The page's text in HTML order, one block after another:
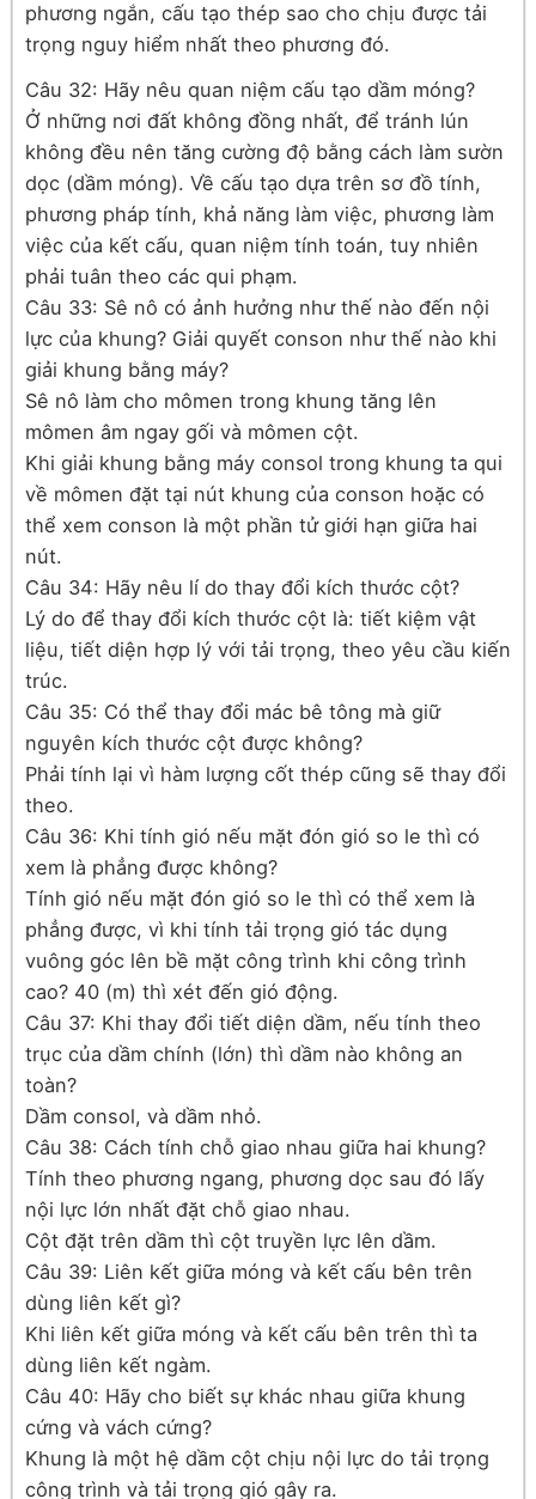
phương ngắn, cấu tạo thép sao cho chịu được tải
trọng nguy hiểm nhất theo phương đó.
Câu 32: Hãy nêu quan niệm cấu tạo dầm móng?
Ở những nơi đất không đồng nhất, để tránh lún
không đều nên tăng cường độ bằng cách làm sườn
dọc (dầm móng). Về cấu tạo dựa trên sơ đồ tính,
phương pháp tính, khả năng làm việc, phương làm
việc của kết cấu, quan niệm tính toán, tuy nhiên
phải tuân theo các qui phạm.
Câu 33: Sê nô có ảnh hưởng như thế nào đến nội
lực của khung? Giải quyết conson như thế nào khi
giải khung bằng máy?
Sê nô làm cho mômen trong khung tăng lên
mômen âm ngay gối và mômen cột.
Khi giải khung bằng máy consol trong khung ta qui
về mômen đặt tại nút khung của conson hoặc có
thể xem conson là một phần tử giới hạn giữa hai
nút.
Câu 34: Hãy nêu lí do thay đổi kích thước cột?
Lý do để thay đổi kích thước cột là: tiết kiệm vật
liệu, tiết diện hợp lý với tải trọng, theo yêu cầu kiến
trúc.
Câu 35: Có thể thay đổi mác bê tông mà giữ
nguyên kích thước cột được không?
Phải tính lại vì hàm lượng cốt thép cũng sẽ thay đổi
theo.
Câu 36: Khi tính gió nếu mặt đón gió so le thì có
xem là phẳng được không?
Tính gió nếu mặt đón gió so le thì có thể xem là
phẳng được, vì khi tính tải trọng gió tác dụng
vuông góc lên bề mặt công trình khi công trình
cao? 40 (m) thì xét đến gió động.
Câu 37: Khi thay đổi tiết diện dầm, nếu tính theo
trục của dầm chính (lớn) thì dầm nào không an
toàn?
Dầm consol, và dầm nhỏ.
Câu 38: Cách tính chỗ giao nhau giữa hai khung?
Tính theo phương ngang, phương dọc sau đó lấy
nội lực lớn nhất đặt chỗ giao nhau.
Cột đặt trên dầm thì cột truyền lực lên dầm.
Câu 39: Liên kết giữa móng và kết cấu bên trên
dùng liên kết gì?
Khi liên kết giữa móng và kết cấu bên trên thì ta
dùng liên kết ngàm.
Câu 40: Hãy cho biết sự khác nhau giữa khung
cứng và vách cứng?
Khung là một hệ dầm cột chịu nội lực do tải trọng
công trình và tải trọng gió gây ra.